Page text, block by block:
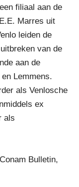
filiaal aan de
Marres uit
leiden de
van de
aan de
Lemmens.
als Venlosche
ex
als
Bulletin,